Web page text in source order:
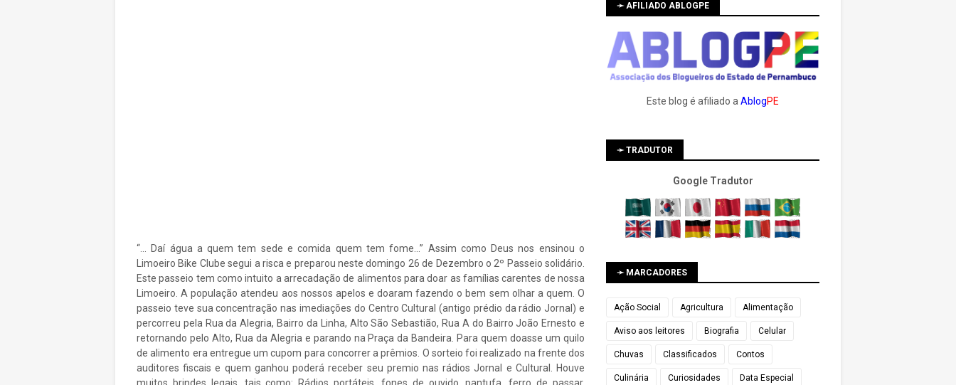
“... Daí água a quem tem sede e comida quem tem fome...” Assim como Deus nos ensinou o
Limoeiro Bike Clube segui a risca e preparou neste domingo 26 de Dezembro o 2º Passeio solidário.
Este passeio tem como intuito a arrecadação de alimentos para doar as famílias carentes de nossa
Limoeiro. A população atendeu aos nossos apelos e doaram fazendo o bem sem olhar a quem. O
passeio teve sua concentração nas imediações do Centro Cultural (antigo prédio da rádio Jornal) e
percorreu pela Rua da Alegria, Bairro da Linha, Alto São Sebastião, Rua A do Bairro João Ernesto e
retornando pelo Alto, Rua da Alegria e parando na Praça da Bandeira. Para quem doasse um quilo
de alimento era entregue um cupom para concorrer a prêmios. O sorteio foi realizado na frente dos
auditores fiscais e quem ganhou poderá receber seu premio nas rádios Jornal e Cultural. Houve
➛ AFILIADO ABLOGPE
Este blog é afiliado a AblogPE
➛ TRADUTOR
Google Tradutor
➛ MARCADORES
Ação Social Agricultura Alimentação
Aviso aos leitores Biografia Celular
Chuvas Classificados Contos
Culinária Curiosidades Data Especial